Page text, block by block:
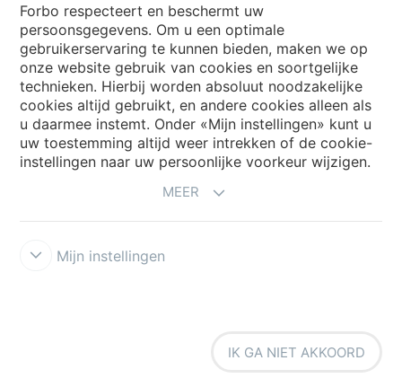
Website
Kies uw land
My Forbo
NIEUWSBRIEF
Disclaimer Cookies Forbo
Forbo respecteert en beschermt uw
persoonsgegevens. Om u een optimale
gebruikerservaring te kunnen bieden, maken we op
onze website gebruik van cookies en soortgelijke
technieken. Hierbij worden absoluut noodzakelijke
cookies altijd gebruikt, en andere cookies alleen als
u daarmee instemt. Onder «Mijn instellingen» kunt u
uw toestemming altijd weer intrekken of de cookie-
instellingen naar uw persoonlijke voorkeur wijzigen.
MEER
Mijn instellingen
IK GA NIET AKKOORD